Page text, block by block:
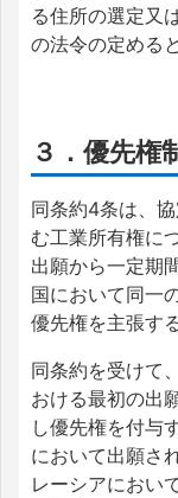
る住所の選定又
の法令の定める
３．優先権
同条約4条は、
む工業所有権に
出願から一定期
国において同一
優先権を主張す
同条約を受けて
おける最初の出
し優先権を付与
において出願さ
レーシアにおい